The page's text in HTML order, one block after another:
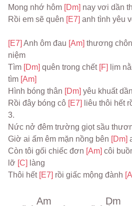
Mong nhớ hôm [Dm] nay vơi dần
Rồi em sẽ quên [E7] anh tình yêu
[E7] Anh ôm đau [Am] thương chôn
niệm
Tìm [Dm] quên trong chết [F] lịm
tìm [Am]
Hình bóng thân [Dm] yêu khuất
Rồi đây bóng cô [E7] liêu thôi hết
3.
Nức nở đêm trường giọt sầu
Giờ ai ấm êm mặn nồng bên [Dm]
Còn tôi gối chiếc đơn [Am] côi
lỡ [C] làng
Thôi hết [E7] rồi giấc mộng đành
Am Dm